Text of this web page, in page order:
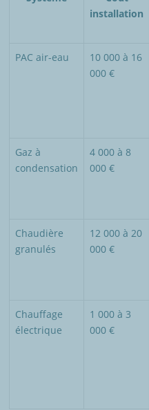
installation
PAC air-eau
10 000 à 16
000 €
Gaz à
condensation
4 000 à 8
000 €
Chaudière
granulés
12 000 à 20
000 €
Chauffage
électrique
1 000 à 3
000 €